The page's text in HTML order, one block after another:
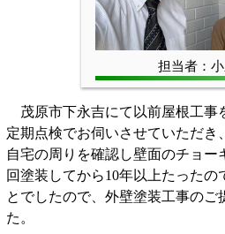
担当者：
茂原市下永吉にて以前屋根工事
定期点検でお伺いさせていただき
自宅の周りを確認し壁面のチョ
回塗装してから10年以上たったの
とでしたので、外壁塗装工事のご
た。